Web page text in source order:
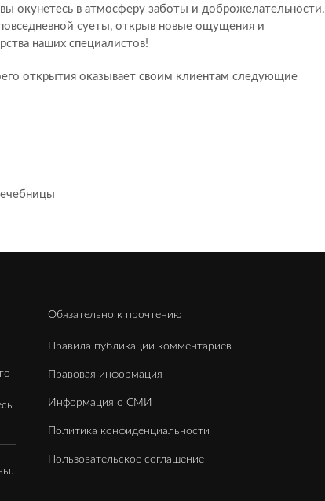
окунетесь в атмосферу заботы и доброжелательности.
суеты, открыв новые ощущения и
наших специалистов!
открытия оказывает своим клиентам следующие
Обязательно к прочтению
Правила публикации комментариев
Правовая информация
Информация о СМИ
Политика конфиденциальности
Пользовательское соглашение